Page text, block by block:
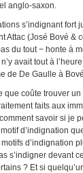
anglo-saxon.
s’indignant fort
Attac (José Bové &
du tout − honte à
avait tout à
de De Gaulle à
que coûte trouver
faits aux
savoir si je
d’indignation
d’indignation
s’indigner devant
? Et si